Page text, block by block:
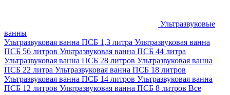
Ультразвуковые
ванны
Ультразвуковая ванна ПСБ 1,3 литра Ультразвуковая ванна
ПСБ 56 литров Ультразвуковая ванна ПСБ 44 литра
Ультразвуковая ванна ПСБ 28 литров Ультразвуковая ванна
ПСБ 22 литра Ультразвуковая ванна ПСБ 18 литров
Ультразвуковая ванна ПСБ 14 литров Ультразвуковая ванна
ПСБ 12 литров Ультразвуковая ванна ПСБ 8 литров Все